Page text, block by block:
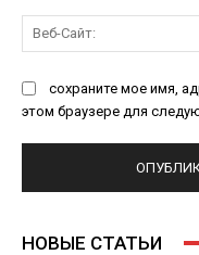
сохраните мое имя,
этом браузере для
НОВЫЕ СТАТЬИ